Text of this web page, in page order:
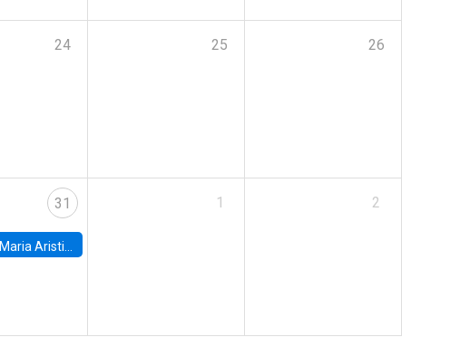
24 25 26
31
Maria Aristizabal-Ramirez, FED Board
1 2